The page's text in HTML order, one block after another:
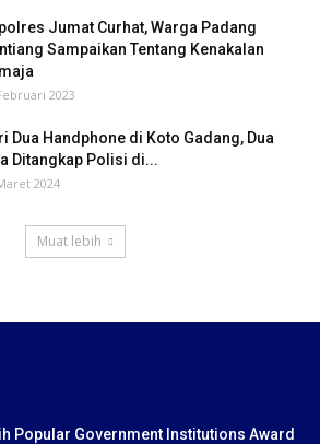
Jumat Curhat, Warga Padang
Sampaikan Tentang Kenakalan
2023
Dua Handphone di Koto Gadang, Dua
Ditangkap Polisi di...
2024
Muat lebih
Popular Government Institutions Award